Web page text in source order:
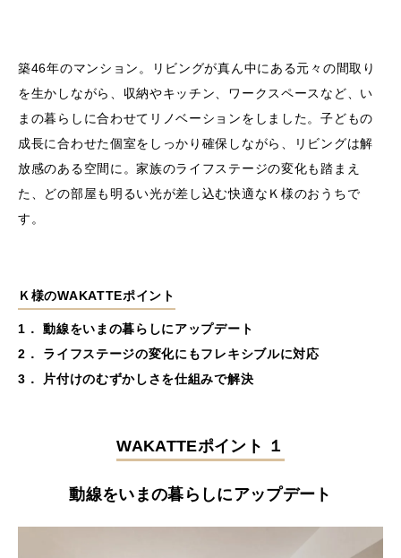
築46年のマンション。リビングが真ん中にある元々の間取り
を生かしながら、収納やキッチン、ワークスペースなど、い
まの暮らしに合わせてリノベーションをしました。子どもの
成長に合わせた個室をしっかり確保しながら、リビングは解
放感のある空間に。家族のライフステージの変化も踏まえ
た、どの部屋も明るい光が差し込む快適なＫ様のおうちで
す。
Ｋ様のWAKATTEポイント
1． 動線をいまの暮らしにアップデート
2． ライフステージの変化にもフレキシブルに対応
3． 片付けのむずかしさを仕組みで解決
WAKATTEポイント １
動線をいまの暮らしにアップデート